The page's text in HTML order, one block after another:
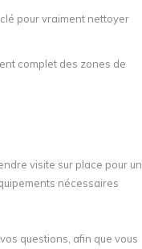
pour vraiment nettoyer
complet des zones de
visite sur place pour un
nécessaires
questions, afin que vous